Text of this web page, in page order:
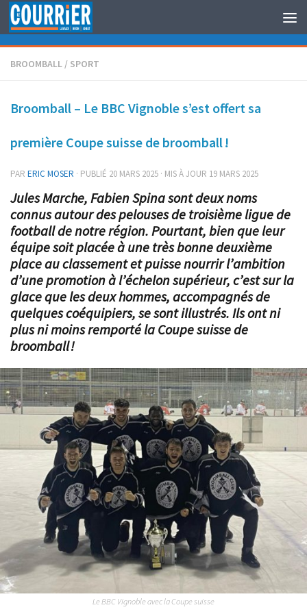
Au dessous du contenu
BROOMBALL / SPORT
Broomball – Le BBC Vignoble s’est offert sa
première Coupe suisse de broomball !
PAR ERIC MOSER · PUBLIÉ 20 MARS 2025 · MIS À JOUR 19 MARS 2025
Jules Marche, Fabien Spina sont deux noms
connus autour des pelouses de troisième ligue de
football de notre région. Pourtant, bien que leur
équipe soit placée à une très bonne deuxième
place au classement et puisse nourrir l’ambition
d’une promotion à l’échelon supérieur, c’est sur la
glace que les deux hommes, accompagnés de
quelques coéquipiers, se sont illustrés. Ils ont ni
plus ni moins remporté la Coupe suisse de
broomball !
Le BBC Vignoble avec la Coupe suisse